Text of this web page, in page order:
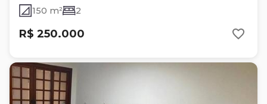
150 m² 2
R$ 250.000